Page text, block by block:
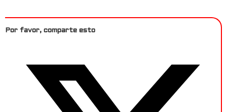
Por favor, comparte esto